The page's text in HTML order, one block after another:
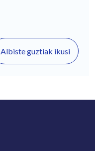
Albiste guztiak ikusi